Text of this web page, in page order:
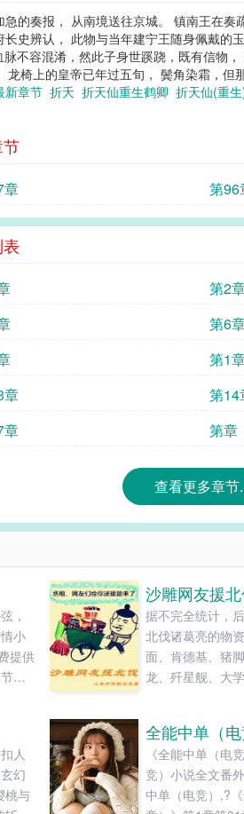
的奏报， 从南境送往京城。 镇南王在
史辨认， 此物与当年建宁王随身佩戴
不容混淆，然此子身世蹊跷，既有信物
椅上的皇帝已年过五旬， 鬓角染霜，
新章节 折夭 折天仙重生鹤卿 折天仙(重
章 第96
第2
第6
第1
章 第14
章 第章
查看更多章节
，
小
提供
在
沙雕网友援
据不完全统计，
北伐诸葛亮的物
面、肯德基、猪
龙、歼星舰、大
靠蛋疼星人的沙
看到还以为我们
套！”......
人
幻
桃与
全能中单（电
《全能中单（电
竞）小说全文番
中单（电竞）,?